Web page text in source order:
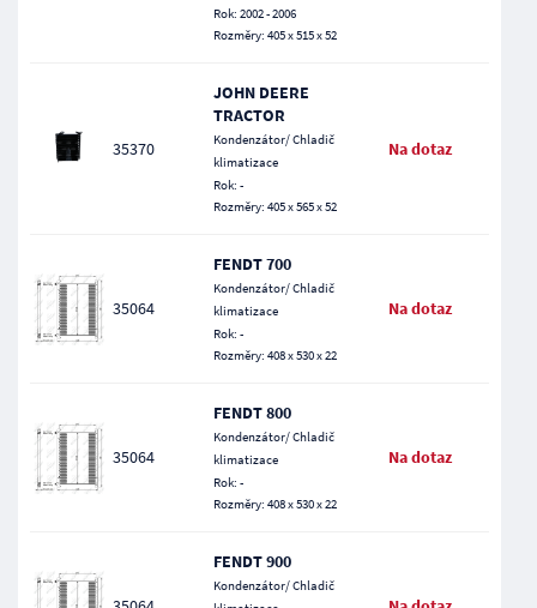
Rok: 2002 - 2006
Rozměry: 405 x 515 x 52
35370
JOHN DEERE
TRACTOR
Kondenzátor/ Chladič
klimatizace
Rok: -
Rozměry: 405 x 565 x 52
Na dotaz
35064
FENDT 700
Kondenzátor/ Chladič
klimatizace
Rok: -
Rozměry: 408 x 530 x 22
Na dotaz
35064
FENDT 800
Kondenzátor/ Chladič
klimatizace
Rok: -
Rozměry: 408 x 530 x 22
Na dotaz
FENDT 900
Kondenzátor/ Chladič